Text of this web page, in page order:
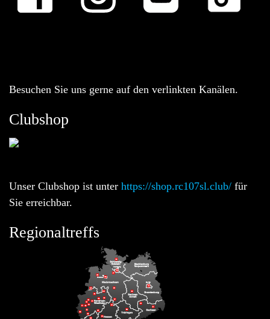
Besuchen Sie uns gerne auf den verlinkten Kanälen.
Clubshop
Unser Clubshop ist unter https://shop.rc107sl.club/ für
Sie erreichbar.
Regionaltreffs